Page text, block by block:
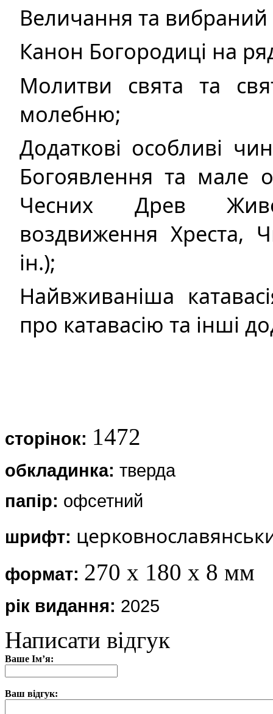
Величання та
Канон Богородиці на
Молитви свята та
молебню;
Додаткові особливі
Богоявлення та мале
Чесних Древ
воздвиження Хреста,
ін.);
Найвживаніша
про катавасію та інші
сторінок: 1472
обкладинка: тверда
папір: офсетний
шрифт:
формат: 270 х 180 х 8 мм
рік видання: 2025
Написати відгук
Ваше Ім’я:
Ваш відгук: